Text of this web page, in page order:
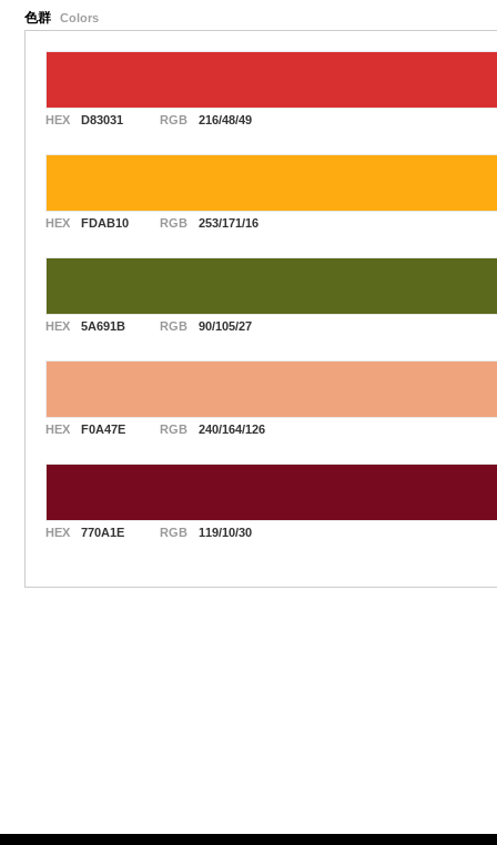
色群 Colors
HEX D83031 RGB 216/48/49
HEX FDAB10 RGB 253/171/16
HEX 5A691B RGB 90/105/27
HEX F0A47E RGB 240/164/126
HEX 770A1E RGB 119/10/30